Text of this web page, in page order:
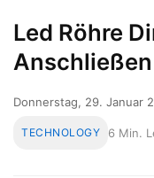
Led Röhre
Donnerstag, 29. Januar
TECHNOLOGY 6 Min.